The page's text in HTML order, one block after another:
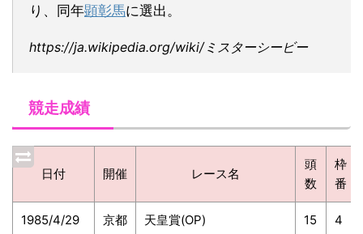
り、同年顕彰馬に選出。
https://ja.wikipedia.org/wiki/ミスターシービー
競走成績
日付 開催 レース名
頭
数
枠
番
1985/4/29 京都 天皇賞(OP) 15 4